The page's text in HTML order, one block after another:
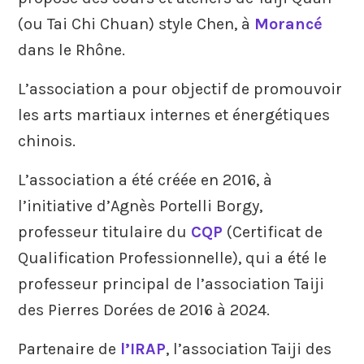
(ou Tai Chi Chuan) style Chen, à Morancé
dans le Rhône.
L’association a pour objectif de promouvoir
les arts martiaux internes et énergétiques
chinois.
L’association a été créée en 2016, à
l’initiative d’Agnès Portelli Borgy,
professeur titulaire du CQP (Certificat de
Qualification Professionnelle), qui a été le
professeur principal de l’association Taiji
des Pierres Dorées de 2016 à 2024.
Partenaire de l’IRAP, l’association Taiji des